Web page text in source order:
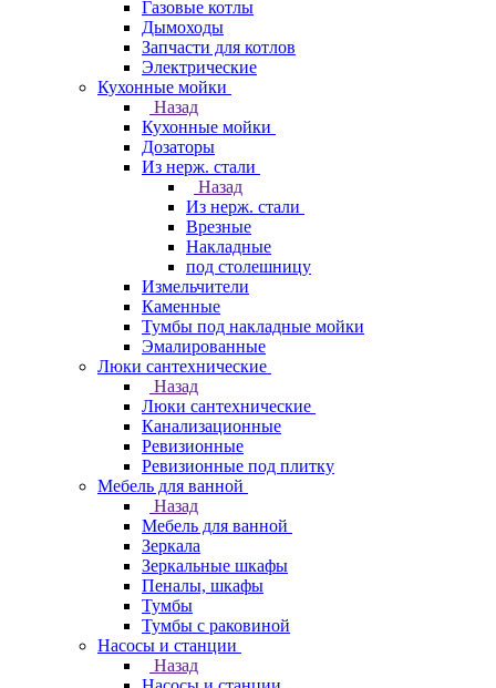
Газовые котлы
Дымоходы
Запчасти для котлов
Электрические
Кухонные мойки
Назад
Кухонные мойки
Дозаторы
Из нерж. стали
Назад
Из нерж. стали
Врезные
Накладные
под столешницу
Измельчители
Каменные
Тумбы под накладные мойки
Эмалированные
Люки сантехнические
Назад
Люки сантехнические
Канализационные
Ревизионные
Ревизионные под плитку
Мебель для ванной
Назад
Мебель для ванной
Зеркала
Зеркальные шкафы
Пеналы, шкафы
Тумбы
Тумбы с раковиной
Насосы и станции
Назад